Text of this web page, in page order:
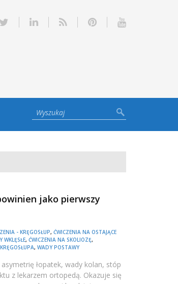
jako pierwszy
- KRĘGOSŁUP, ĆWICZENIA NA OSTAJĄCE
WKLĘSŁE, ĆWICZENIA NA SKOLIOZĘ,
, WADY POSTAWY
łopatek, wady kolan, stóp
z lekarzem ortopedą. Okazuje się